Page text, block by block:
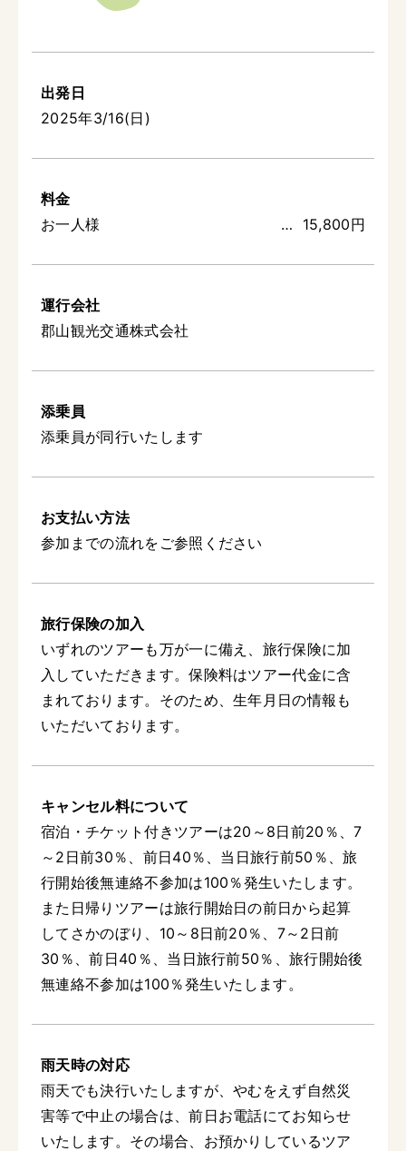
出発日
2025年3/16(日)
料金
お一人様
15,800円
運行会社
郡山観光交通株式会社
添乗員
添乗員が同行いたします
お支払い方法
参加までの流れをご参照ください
旅行保険の加入
いずれのツアーも万が一に備え、旅行保険に加
入していただきます。保険料はツアー代金に含
まれております。そのため、生年月日の情報も
いただいております。
キャンセル料について
宿泊・チケット付きツアーは20～8日前20％、7
～2日前30％、前日40％、当日旅行前50％、旅
行開始後無連絡不参加は100％発生いたします。
また日帰りツアーは旅行開始日の前日から起算
してさかのぼり、10～8日前20％、7～2日前
30％、前日40％、当日旅行前50％、旅行開始後
無連絡不参加は100％発生いたします。
雨天時の対応
雨天でも決行いたしますが、やむをえず自然災
害等で中止の場合は、前日お電話にてお知らせ
いたします。その場合、お預かりしているツア